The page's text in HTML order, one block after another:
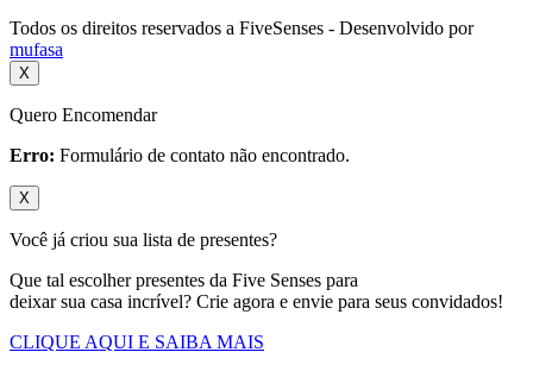
Todos os direitos reservados a FiveSenses - Desenvolvido por
mufasa
X
Quero Encomendar
Erro: Formulário de contato não encontrado.
X
Você já criou sua lista de presentes?
Que tal escolher presentes da Five Senses para
deixar sua casa incrível? Crie agora e envie para seus convidados!
CLIQUE AQUI E SAIBA MAIS